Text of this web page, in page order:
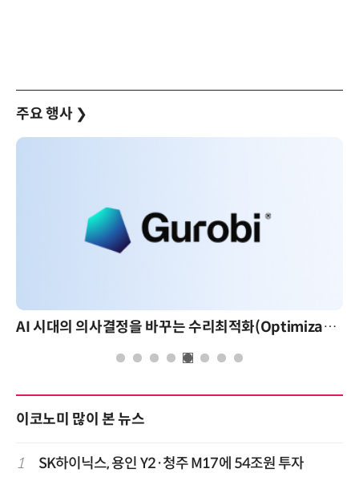
주요 행사 ❯
AI 시대의 의사결정을 바꾸는 수리최적화(Optimization): 실제 산업 적용 사례와 활용 전략 AI 핀옵스 실전 세미나:
이코노미 많이 본 뉴스
1 SK하이닉스, 용인 Y2·청주 M17에 54조원 투자